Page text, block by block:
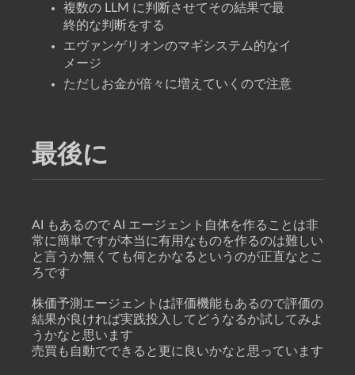
複数の LLM に判断させてその結果で最
終的な判断をする
エヴァンゲリオンのマギシステム的なイ
メージ
ただしお金が倍々に増えていくので注意
最後に
AI もあるので AI エージェント自体を作ることは非
常に簡単ですが本当に有用なものを作るのは難しい
と言うか無くても何とかなるというのが正直なとこ
ろです
株価予測エージェントは評価機能もあるので評価の
結果が良ければ実践投入してどうなるか試してみよ
うかなと思います
売買も自動でできると更に良いかなと思っています